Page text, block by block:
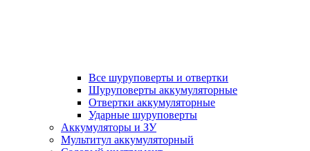
Все шуруповерты и отвертки
Шуруповерты аккумуляторные
Отвертки аккумуляторные
Ударные шуруповерты
Аккумуляторы и ЗУ
Мультитул аккумуляторный